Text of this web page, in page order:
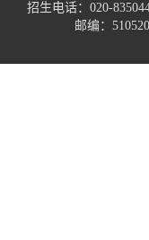
招生电话：020-
邮编：